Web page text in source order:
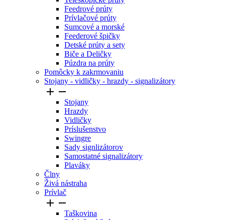
Feedrové prúty
Prívlačové prúty
Sumcové a morské
Feederové špičky
Detské prúty a sety
Biče a Deličky
Púzdra na prúty
Pomôcky k zakrmovaniu
Stojany - vidličky - hrazdy - signalizátory
 
Stojany
Hrazdy
Vidličky
Príslušenstvo
Swingre
Sady signlizátorov
Samostatné signalizátory
Plaváky
Člny
Živá nástraha
Prívlač
 
Taškovina